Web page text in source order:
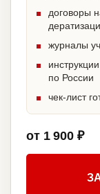
договоры
журналы
по России
чек-лист
от 1 900 ₽